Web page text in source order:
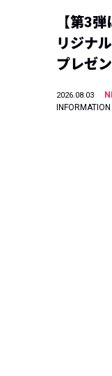
【第3
リジナ
プレゼ
2026.08.03
INFORMATION